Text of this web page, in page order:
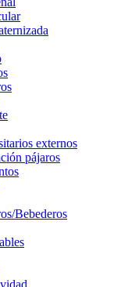
externos
pájaros
Bebederos